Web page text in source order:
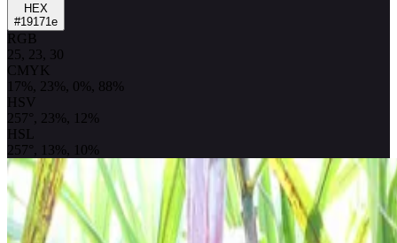
HEX
#19171e
RGB
25, 23, 30
CMYK
17%, 23%, 0%, 88%
HSV
257°, 23%, 12%
HSL
257°, 13%, 10%